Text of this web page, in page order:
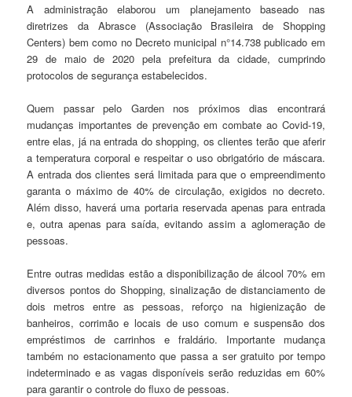
A administração elaborou um planejamento baseado nas
diretrizes da Abrasce (Associação Brasileira de Shopping
Centers) bem como no Decreto municipal n°14.738 publicado em
29 de maio de 2020 pela prefeitura da cidade, cumprindo
protocolos de segurança estabelecidos.
Quem passar pelo Garden nos próximos dias encontrará
mudanças importantes de prevenção em combate ao Covid-19,
entre elas, já na entrada do shopping, os clientes terão que aferir
a temperatura corporal e respeitar o uso obrigatório de máscara.
A entrada dos clientes será limitada para que o empreendimento
garanta o máximo de 40% de circulação, exigidos no decreto.
Além disso, haverá uma portaria reservada apenas para entrada
e, outra apenas para saída, evitando assim a aglomeração de
pessoas.
Entre outras medidas estão a disponibilização de álcool 70% em
diversos pontos do Shopping, sinalização de distanciamento de
dois metros entre as pessoas, reforço na higienização de
banheiros, corrimão e locais de uso comum e suspensão dos
empréstimos de carrinhos e fraldário. Importante mudança
também no estacionamento que passa a ser gratuito por tempo
indeterminado e as vagas disponíveis serão reduzidas em 60%
para garantir o controle do fluxo de pessoas.